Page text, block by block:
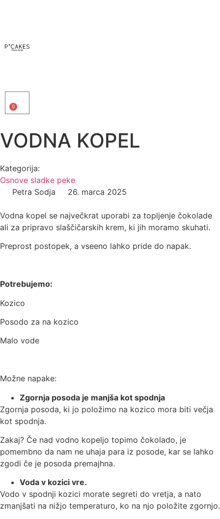
0
VODNA KOPEL
Kategorija:
Osnove sladke peke
Petra Sodja
26. marca 2025
Vodna kopel se največkrat uporabi za topljenje čokolade
ali za pripravo slaščičarskih krem, ki jih moramo skuhati.
Preprost postopek, a vseeno lahko pride do napak.
Potrebujemo:
Kozico
Posodo za na kozico
Malo vode
Možne napake:
Zgornja posoda je manjša kot spodnja
Zgornja posoda, ki jo položimo na kozico mora biti večja
kot spodnja.
Zakaj? Če nad vodno kopeljo topimo čokolado, je
pomembno da nam ne uhaja para iz posode, kar se lahko
zgodi če je posoda premajhna.
Voda v kozici vre.
Vodo v spodnji kozici morate segreti do vretja, a nato
zmanjšati na nižjo temperaturo, ko na njo položite zgornjo.